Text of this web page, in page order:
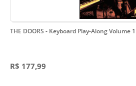
THE DOORS - Keyboard Play-Along Volume
R$ 177,99